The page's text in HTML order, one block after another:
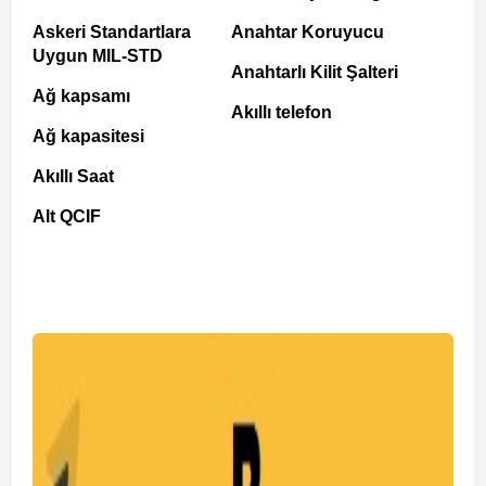
Askeri Standartlara
Uygun MIL-STD
Ağ kapsamı
Ağ kapasitesi
Akıllı Saat
Alt QCIF
Anahtar Koruyucu
Anahtarlı Kilit Şalteri
Akıllı telefon